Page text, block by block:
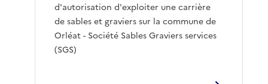
d'autorisation d'exploiter une carrière
de sables et graviers sur la commune de
Orléat - Société Sables Graviers services
(SGS)